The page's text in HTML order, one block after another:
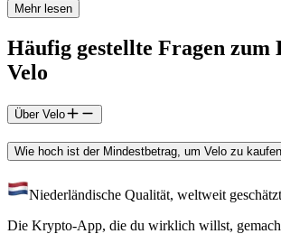
Mehr lesen
Häufig gestellte Fragen zum
Velo
Über Velo
Wie hoch ist der Mindestbetrag, um Velo zu
Niederländische Qualität, weltweit
Die Krypto-App, die du wirklich willst,